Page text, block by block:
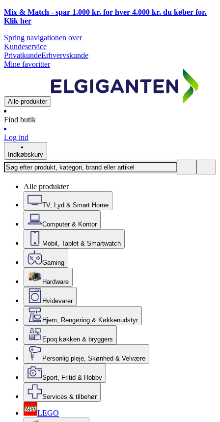
Mix & Match - spar 1.000 kr. for hver 4.000 kr. du køber for.
Klik her
Spring navigationen over
Kundeservice
PrivatkundeErhvervskunde
Mine favoritter
Alle produkter
Find butik
Log ind
Indkøbskurv
Alle produkter
TV, Lyd & Smart Home
Computer & Kontor
Mobil, Tablet & Smartwatch
Gaming
Hardware
Hvidevarer
Hjem, Rengøring & Køkkenudstyr
Epoq køkken & bryggers
Personlig pleje, Skønhed & Velvære
Sport, Fritid & Hobby
Services & tilbehør
LEGO